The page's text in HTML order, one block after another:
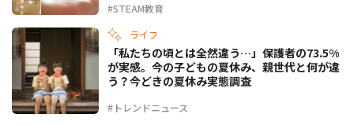
#STEAM教育
ライフ
#トレンドニュース
「私たちの頃とは全然違う…」保護者の73.5%
が実感。今の子どもの夏休み、親世代と何が違
う？今どきの夏休み実態調査